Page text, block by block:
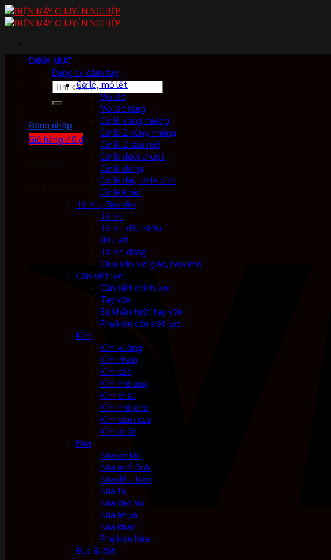
Skip
to
Tìm
kiếm:
Đăng nhập
Giỏ hàng /0 ₫
No products in the cart.
DANH MỤC
Dụng cụ cầm tay
Cờ lê, mỏ lết
Mỏ lết
Mỏ lết răng
Cờ lê vòng miệng
Cờ lê 2 vòng miệng
Cờ lê 2 đầu mở
Cờ lê đuôi chuột
Cờ lê đóng
Cờ lê đai, cờ lê xích
Cờ lê khác
Tô vít, đầu vặn
Tô vít
Tô vít đầu khẩu
Đầu vít
Tô vít đóng
Chìa vặn lục giác, hoa khế
Cần siết lực
Cần siết chỉnh lực
Tay vặn
Bộ khẩu tuýt tay vặn
Phụ kiện cần siết lực
Kìm
Kìm vuông
Kìm nhọn
Kìm cắt
Kìm mỏ quạ
Kìm chết
Kìm mở phe
Kìm bấm cos
Kìm khác
Búa
Búa cơ khí
Búa nhổ đinh
Búa đầu tròn
Búa tạ
Búa cao su
Búa nhựa
Búa khác
Phụ kiện búa
Đục & đột